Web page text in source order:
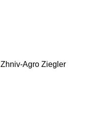
Zhniv-Agro Ziegler